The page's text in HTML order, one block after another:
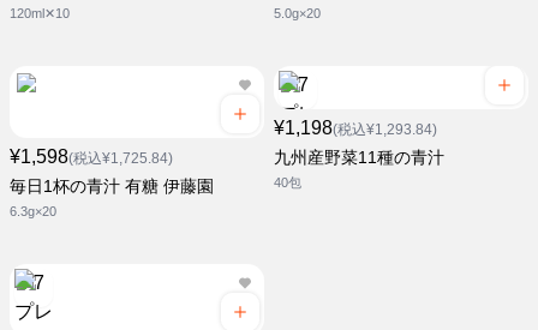
120ml✕10 5.0g×20
¥1,598(税込¥1,725.84)
毎日1杯の青汁 有糖 伊藤園
6.3g×20
¥1,198(税込¥1,293.84)
九州産野菜11種の青汁
40包